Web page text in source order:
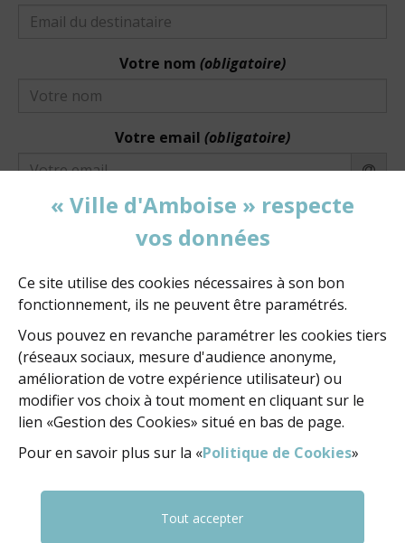
Votre nom (obligatoire)
Votre email (obligatoire)
Votre message
VALIDATION(OBLIGATOIRE)
Pour valider le formulaire, sélectionnez les
« Ville d'Amboise » respecte
vos données
Ce site utilise des cookies nécessaires à son bon
fonctionnement, ils ne peuvent être paramétrés.
Vous pouvez en revanche paramétrer les cookies tiers
(réseaux sociaux, mesure d'audience anonyme,
amélioration de votre expérience utilisateur) ou
modifier vos choix à tout moment en cliquant sur le
lien «Gestion des Cookies» situé en bas de page.
Pour en savoir plus sur la «Politique de Cookies»
Tout accepter